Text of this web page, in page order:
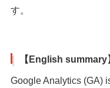
す。
【English summary
Google Analytics (GA)